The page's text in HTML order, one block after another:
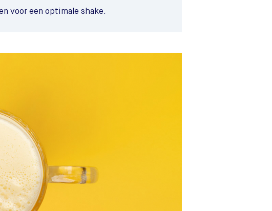
voor een optimale shake.